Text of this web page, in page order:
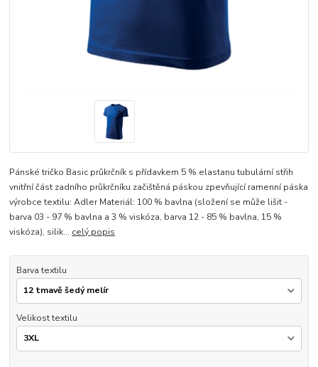
Pánské tričko Basic průkrčník s přídavkem 5 % elastanu tubulární střih
vnitřní část zadního průkrčníku začištěná páskou zpevňující ramenní páska
výrobce textilu: Adler Materiál: 100 % bavlna (složení se může lišit -
barva 03 - 97 % bavlna a 3 % viskóza, barva 12 - 85 % bavlna, 15 %
viskóza), silik... celý popis
Barva textilu
Velikost textilu